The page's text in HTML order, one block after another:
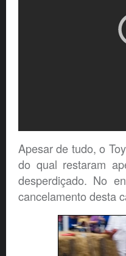
Apesar de tudo, o
do qual restaram
desperdiçado. No
cancelamento desta